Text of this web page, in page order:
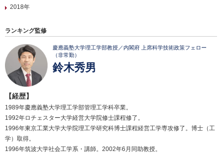
2018年
ランキング監修
慶應義塾大学理工学部教授／内閣府 上席科学技術政策フェロー
（非常勤）
鈴木秀男
【経歴】
1989年慶應義塾大学理工学部管理工学科卒業。
1992年ロチェスター大学経営大学院修士課程修了。
1996年東京工業大学大学院理工学研究科博士課程経営工学専攻修了。博士（工
学）取得。
1996年筑波大学社会工学系・講師。2002年6月同助教授。